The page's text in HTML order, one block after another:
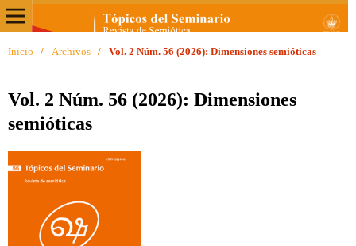
Inicio / Archivos / Vol. 2 Núm. 56 (2026): Dimensiones semióticas
Vol. 2 Núm. 56 (2026): Dimensiones
semióticas